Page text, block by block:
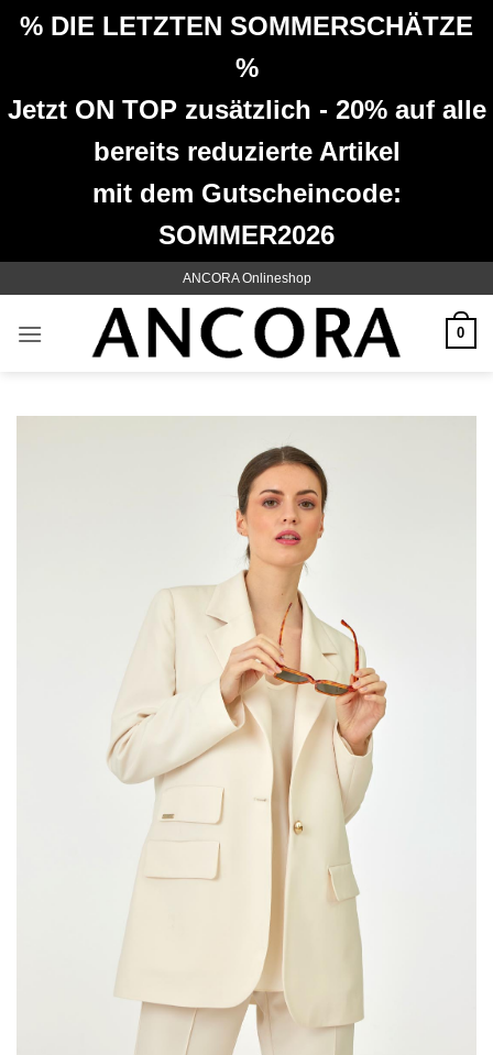
% DIE LETZTEN SOMMERSCHÄTZE
%
Jetzt ON TOP zusätzlich - 20% auf alle
bereits reduzierte Artikel
mit dem Gutscheincode:
SOMMER2026
springen
ANCORA Onlineshop
0